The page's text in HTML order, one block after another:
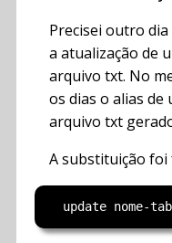
Precisei outro
a atualização de
arquivo txt. No
os dias o alias de
arquivo txt
A substituição foi